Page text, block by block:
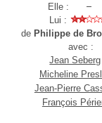
Elle :
Lui :
de Philippe de
avec :
Jean Seberg
Micheline
Jean-Pierre
François